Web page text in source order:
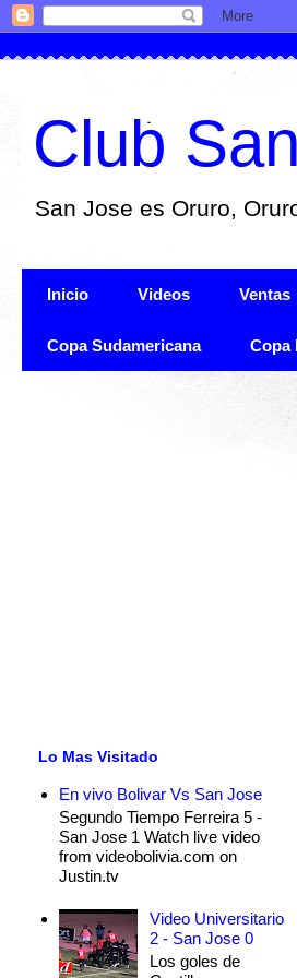
Club
San Jose es Oruro,
Inicio Videos Ventas
Copa Sudamericana Copa
Lo Mas Visitado
En vivo Bolivar Vs San Jose
Segundo Tiempo Ferreira 5 -
San Jose 1 Watch live video
from videobolivia.com on
Justin.tv
Video Universitario
2 - San Jose 0
Los goles de